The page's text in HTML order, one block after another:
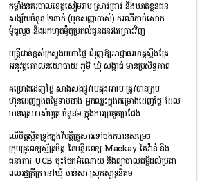
កម្លាំងនគរបាលខេត្តសៀមរាប ស្រាវជ្រាវ និងឃាត់ខ្លួនជន
សង្ស័យចំនួន ២នាក់ (មុខសញ្ញាចាស់) ករណីកាច់សោក
ម៉ូតូលួច និងដកហូតម៉ូតូប្រគល់ជូនជនរងគ្រោះវិញ
មន្រ្តីជាន់ខ្ពស់ក្រសួងមហាផ្ទៃ ជំរុញឱ្យអាជ្ញាធរខេត្តស្ទឹងត្រែ
អនុវត្តគោលនយោបាយ ភូមិ ឃុំ សង្កាត់ មានប្រសិទ្ធភាព
គម្រោងដេញថ្លៃ សាងសងផ្លូវបេតុងអាមេ ត្រូវបានក្រុម
ហ៊ុនដេញក្នុងតម្លៃទាបជាង អ្នកឈ្នះក្នុងគម្រោងដេញថ្លៃ ដែល
មានស្រោមសំបុត្រ ចំនួន៦ ក្នុងការប្រគួតប្រជែង
ឈឺចិត្តស្អិតទ្រូងក្នុងវិបត្តិគ្រួសារទៅចងកបានសម្រេច
ក្រុមគ្រូពេទ្យស្ម័ត្រចិត្ត នៃមន្ទីរពេទ្យ Mackay តៃវ៉ាន់ និង
ធនាគារ UCB ចុះចែកអំណោយ និងព្យាបាលជម្ងឺដល់ប្រជា
ពលរដ្ឋក្រីក្រ នៅឃុំ ចាន់សរ ស្រុកសូទ្រនិគម